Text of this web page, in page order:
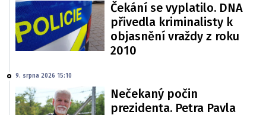
Čekání se vyplatilo. DNA
přivedla kriminalisty k
objasnění vraždy z roku
2010
9. srpna 2026 15:10
Nečekaný počin
prezidenta. Petra Pavla